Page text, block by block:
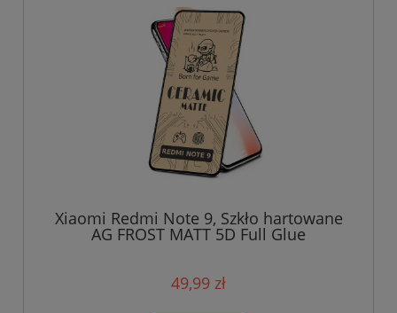
Xiaomi Redmi Note 9, Szkło hartowane
AG FROST MATT 5D Full Glue
49,99 zł